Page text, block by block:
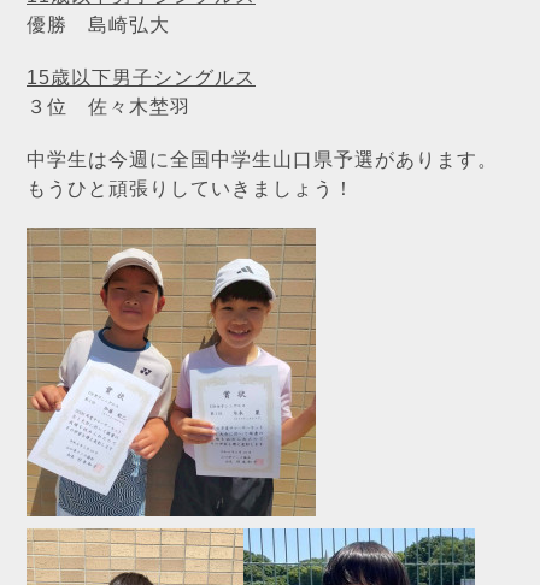
優勝 島崎弘大
15歳以下男子シングルス
３位 佐々木埜羽
中学生は今週に全国中学生山口県予選があります。
もうひと頑張りしていきましょう！